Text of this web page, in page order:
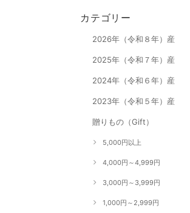
カテゴリー
2026年（令和８年）産
2025年（令和７年）産
2024年（令和６年）産
2023年（令和５年）産
贈りもの（Gift）
5,000円以上
4,000円～4,999円
3,000円～3,999円
1,000円～2,999円